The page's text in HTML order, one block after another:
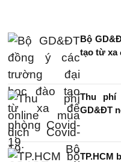
Bộ
tạo từ xa
Thu phí
GD&ĐT
TP.HCM